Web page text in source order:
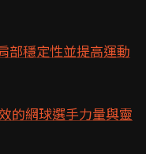
部穩定性並提高運動
的網球選手力量與靈